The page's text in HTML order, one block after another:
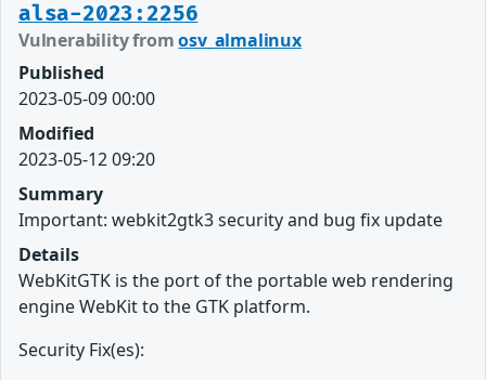
alsa-2023:2256
Vulnerability fromosv_almalinux
Published
2023-05-09 00:00
Modified
2023-05-12 09:20
Summary
Important: webkit2gtk3 security and bug fix update
Details
WebKitGTK is the port of the portable web rendering
engine WebKit to the GTK platform.
Security Fix(es):